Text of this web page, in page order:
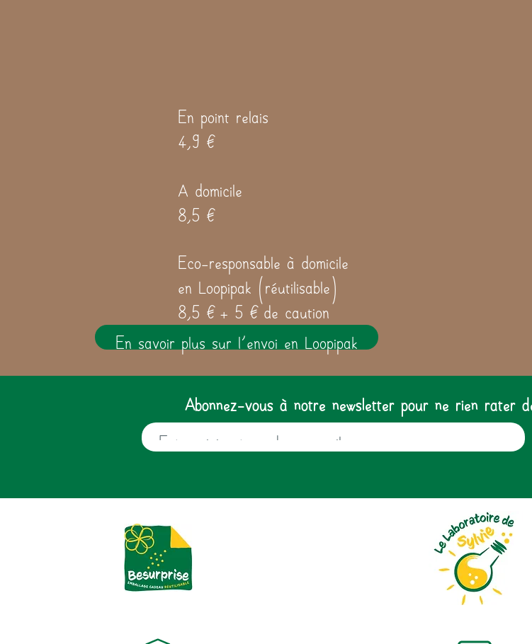
En point relais
4,9 €
A domicile
8,5 €
Eco-responsable à domicile
en Loopipak (réutilisable)
8,5 € + 5 € de caution
En savoir plus sur l'envoi en Loopipak
Abonnez-vous à notre newsletter pour ne rien rater